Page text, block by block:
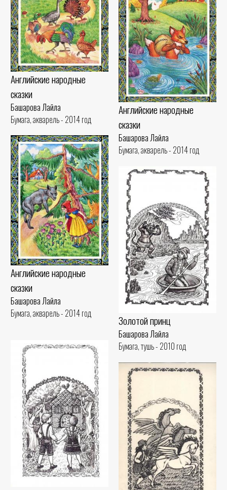
Английские народные
сказки
Башарова Лайла
Бумага, акварель - 2014 год
Английские народные
сказки
Башарова Лайла
Бумага, акварель - 2014 год
Английские народные
сказки
Башарова Лайла
Бумага, акварель - 2014 год
Золотой принц
Башарова Лайла
Бумага, тушь - 2010 год